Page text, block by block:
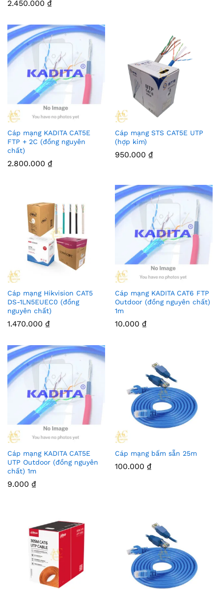
2.450.000 ₫
Cáp mạng KADITA CAT5E
FTP + 2C (đồng nguyên
chất)
2.800.000 ₫
Cáp mạng STS CAT5E UTP
(hợp kim)
950.000 ₫
Cáp mạng Hikvision CAT5
DS-1LN5EUEC0 (đồng
nguyên chất)
1.470.000 ₫
Cáp mạng KADITA CAT6 FTP
Outdoor (đồng nguyên chất)
1m
10.000 ₫
Cáp mạng KADITA CAT5E
UTP Outdoor (đồng nguyên
chất) 1m
9.000 ₫
Cáp mạng bấm sẵn 25m
100.000 ₫